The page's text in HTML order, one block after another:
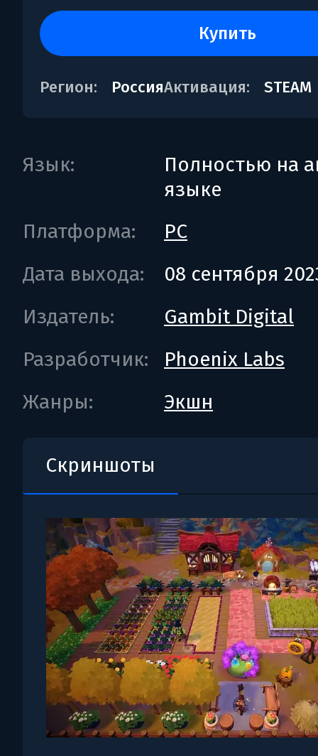
купить
Регион: РоссияАктивация: STEAM
Язык:
Полностью на
языке
Платформа:
PC
Дата выхода:
08 сентября
Издатель:
Gambit Digital
Разработчик:
Phoenix Labs
Жанры:
Экшн
Скриншоты